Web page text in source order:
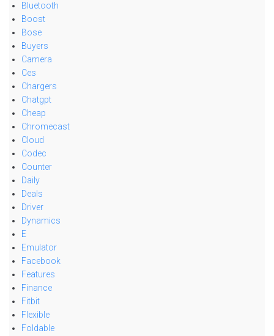
Bluetooth
Boost
Bose
Buyers
Camera
Ces
Chargers
Chatgpt
Cheap
Chromecast
Cloud
Codec
Counter
Daily
Deals
Driver
Dynamics
E
Emulator
Facebook
Features
Finance
Fitbit
Flexible
Foldable